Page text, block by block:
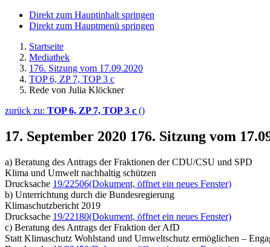
Direkt zum Hauptinhalt springen
Direkt zum Hauptmenü springen
Startseite
Mediathek
176. Sitzung vom 17.09.2020
TOP 6, ZP 7, TOP 3 c
Rede von Julia Klöckner
zurück zu: TOP 6, ZP 7, TOP 3 c ()
17. September 2020 176. Sitzung vom
a) Beratung des Antrags der Fraktionen der CDU/CSU und SPD
Klima und Umwelt nachhaltig schützen
Drucksache 19/22506(Dokument, öffnet ein neues Fenster)
b) Unterrichtung durch die Bundesregierung
Klimaschutzbericht 2019
Drucksache 19/22180(Dokument, öffnet ein neues Fenster)
c) Beratung des Antrags der Fraktion der AfD
Statt Klimaschutz Wohlstand und Umweltschutz ermöglichen –